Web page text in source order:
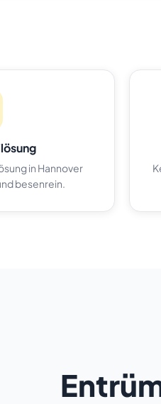
in Hannover
besenrein.